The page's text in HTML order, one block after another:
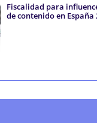
Fiscalidad para
de contenido en España